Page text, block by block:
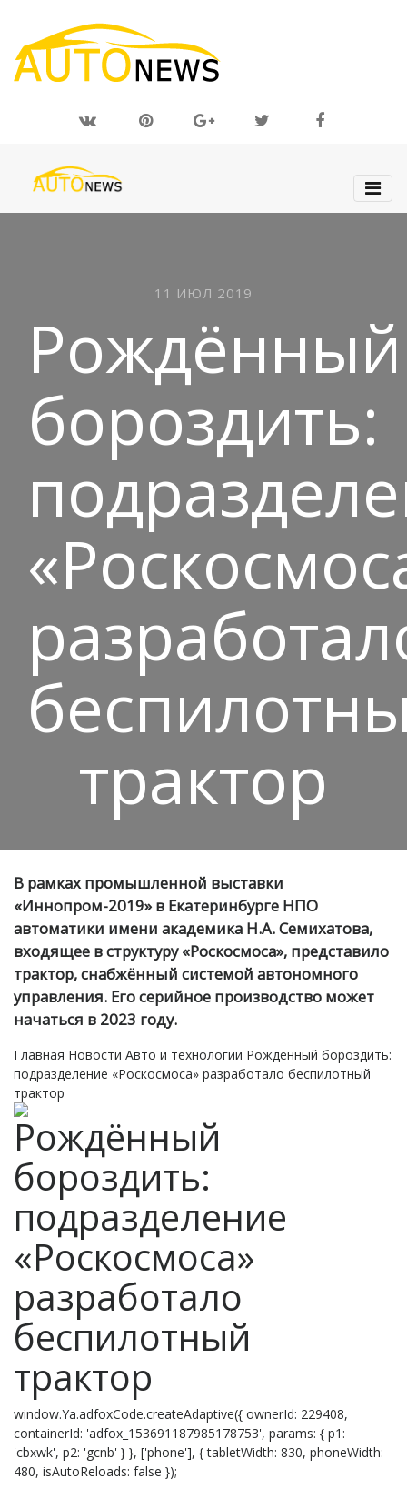
11 ИЮЛ 2019
Рождённый
бороздить:
трактор
В рамках промышленной выставки
«Иннопром-2019» в Екатеринбурге НПО
автоматики имени академика Н.А. Семихатова,
входящее в структуру «Роскосмоса», представило
трактор, снабжённый системой автономного
управления. Его серийное производство может
начаться в 2023 году.
Главная Новости Авто и технологии Рождённый бороздить:
подразделение «Роскосмоса» разработало беспилотный
трактор
Рождённый
бороздить:
подразделение
«Роскосмоса»
разработало
беспилотный
трактор
window.Ya.adfoxCode.createAdaptive({ ownerId: 229408,
containerId: 'adfox_153691187985178753', params: { p1:
'cbxwk', p2: 'gcnb' } }, ['phone'], { tabletWidth: 830, phoneWidth:
480, isAutoReloads: false });